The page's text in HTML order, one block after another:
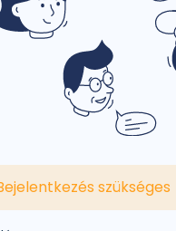
szükséges